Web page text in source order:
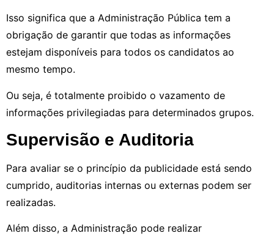
Isso significa que a Administração Pública tem a
obrigação de garantir que todas as informações
estejam disponíveis para todos os candidatos ao
mesmo tempo.
Ou seja, é totalmente proibido o vazamento de
informações privilegiadas para determinados grupos.
Supervisão e Auditoria
Para avaliar se o princípio da publicidade está sendo
cumprido, auditorias internas ou externas podem ser
realizadas.
Além disso, a Administração pode realizar